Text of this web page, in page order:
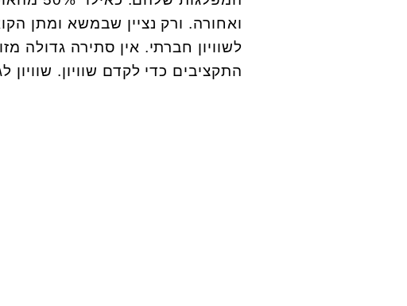
ואחורה. ורק נציין שבמשא ומתן
לשוויון חברתי. אין סתירה גדולה
התקציבים כדי לקדם שוויון. שוויון